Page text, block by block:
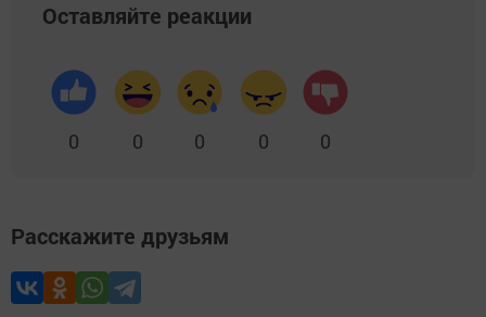
Оставляйте реакции
0 0 0 0 0
Расскажите друзьям